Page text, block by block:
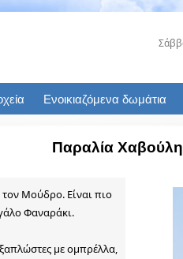
Παραλία Χαβούλη
τον Μούδρο. Είναι πιο
Φαναράκι.
με ομπρέλλα,